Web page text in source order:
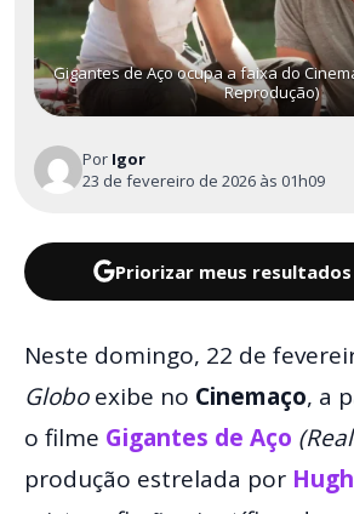
Gigantes de Aço ocupa a faixa do
Reprodução)
Por Igor
23 de fevereiro de 2026 às 01h09
Priorizar meus
Neste domingo, 22 de
Globoexibe no Cinemaço, a
o filme Gigantes de Aço
produção estrelada por